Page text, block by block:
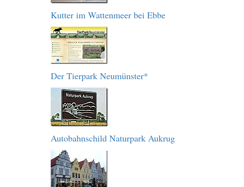
Kutter im Wattenmeer bei Ebbe
Der Tierpark Neumünster*
Autobahnschild Naturpark Aukrug